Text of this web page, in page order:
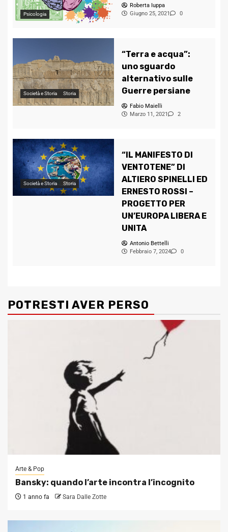
Psicologia
Roberta Iuppa
Giugno 25, 2021
0
Società e Storia Storia
“Terra e acqua”:
uno sguardo
alternativo sulle
Guerre persiane
Fabio Maielli
Marzo 11, 2021
2
Società e Storia Storia
“IL MANIFESTO DI
VENTOTENE” DI
ALTIERO SPINELLI ED
ERNESTO ROSSI –
PROGETTO PER
UN’EUROPA LIBERA E
UNITA
Antonio Bettelli
Febbraio 7, 2024
0
POTRESTI AVER PERSO
Arte & Pop
Bansky: quando l’arte incontra l’incognito
1 anno fa Sara Dalle Zotte